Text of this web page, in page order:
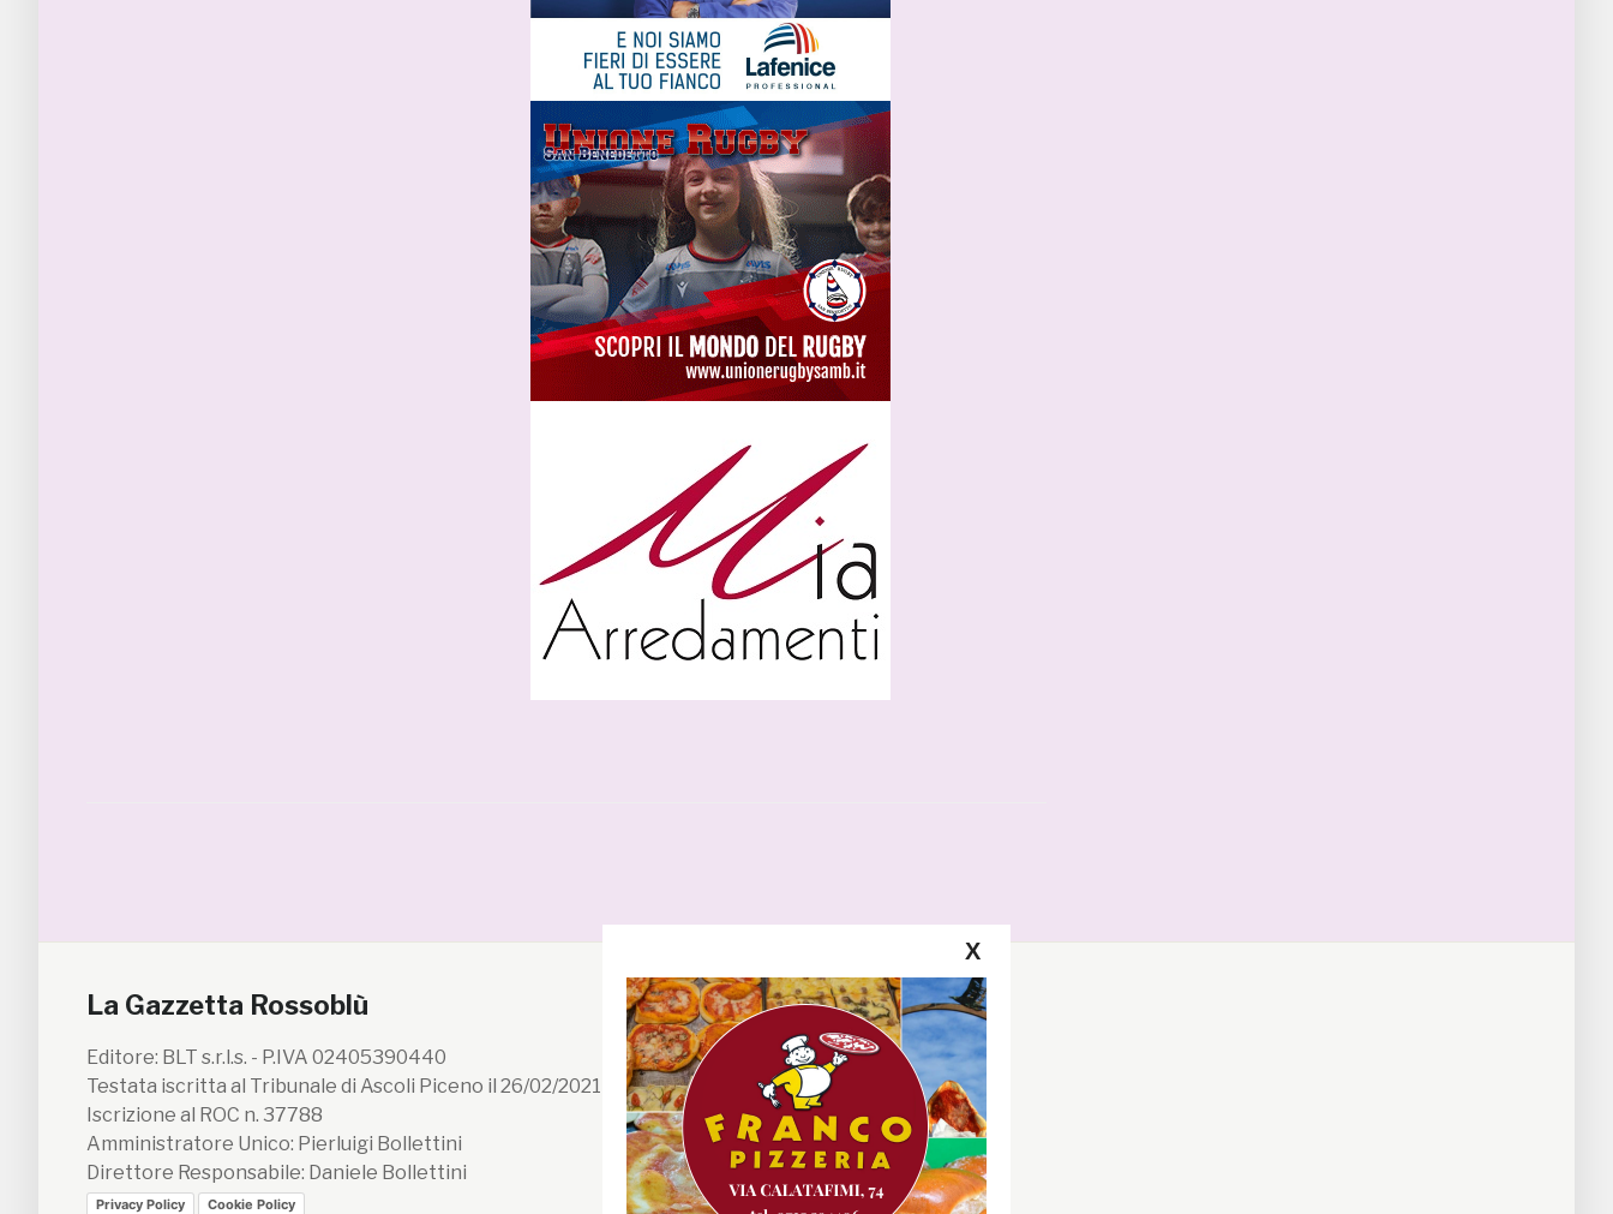
La Gazzetta Rossoblù
Editore: BLT s.r.l.s. - P.IVA 02405390440
Testata iscritta al Tribunale di Ascoli Piceno il 26/02/2021 n. 199/2021
Iscrizione al ROC n. 37788
Amministratore Unico: Pierluigi Bollettini
Direttore Responsabile: Daniele Bollettini
Privacy Policy Cookie Policy
Segui la GRB
Facebook
Instagram
Twitter
X